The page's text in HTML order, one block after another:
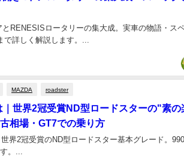
RENESISロータリーの集大成。実車の物語・ス
詳しく解説します。...
MAZDA roadster
世界2冠受賞ND型ロードスターの"素
相場・GT7での乗り方
界2冠受賞のND型ロードスター基本グレード。
。...